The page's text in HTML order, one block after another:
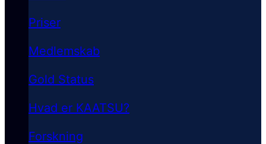
Priser
Medlemskab
Gold Status
Hvad er KAATSU?
Forskning